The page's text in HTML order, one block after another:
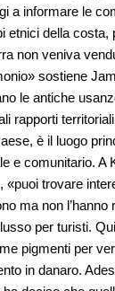
a informare le
etnici della
non veniva
sostiene
le antiche
rapporti
è il luogo
e comunitario. A
«puoi trovare
ma non
per turisti.
pigmenti per
in danaro.